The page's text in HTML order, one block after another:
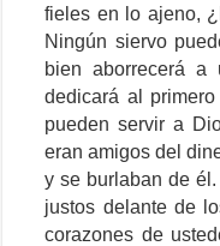
fieles en lo ajeno,
Ningún siervo
bien aborrecerá
dedicará al
pueden servir a
eran amigos del
y se burlaban de
justos delante de
corazones de